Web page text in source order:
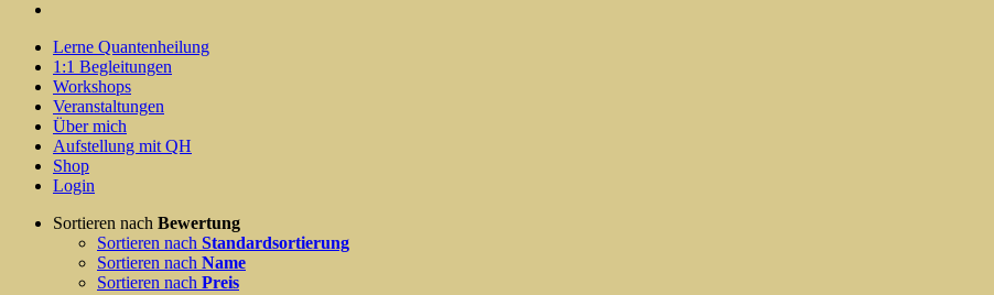
Lerne Quantenheilung
1:1 Begleitungen
Workshops
Veranstaltungen
Über mich
Aufstellung mit QH
Shop
Login
Sortieren nach Bewertung
Sortieren nach Standardsortierung
Sortieren nach Name
Sortieren nach Preis